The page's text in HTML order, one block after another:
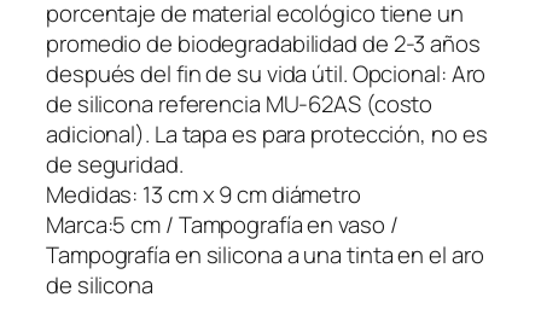
e
e
P
l
u
s
1
2
o
z
porcentaje de material ecológico tiene un
promedio de biodegradabilidad de 2-3 años
después del fin de su vida útil. Opcional: Aro
de silicona referencia MU-62AS (costo
adicional). La tapa es para protección, no es
de seguridad.
Medidas: 13 cm x 9 cm diámetro
Marca:5 cm / Tampografía en vaso /
Tampografía en silicona a una tinta en el aro
de silicona